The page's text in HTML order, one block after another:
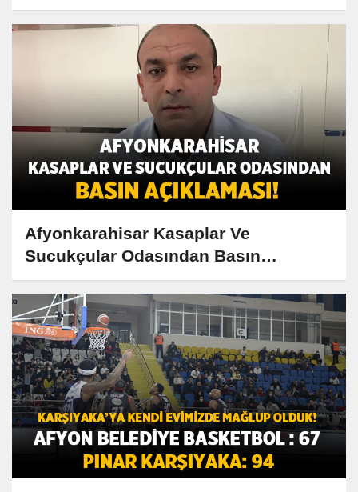
Afyonkarahisar Kasaplar Ve
Sucukçular Odasından Basın
açıklaması!